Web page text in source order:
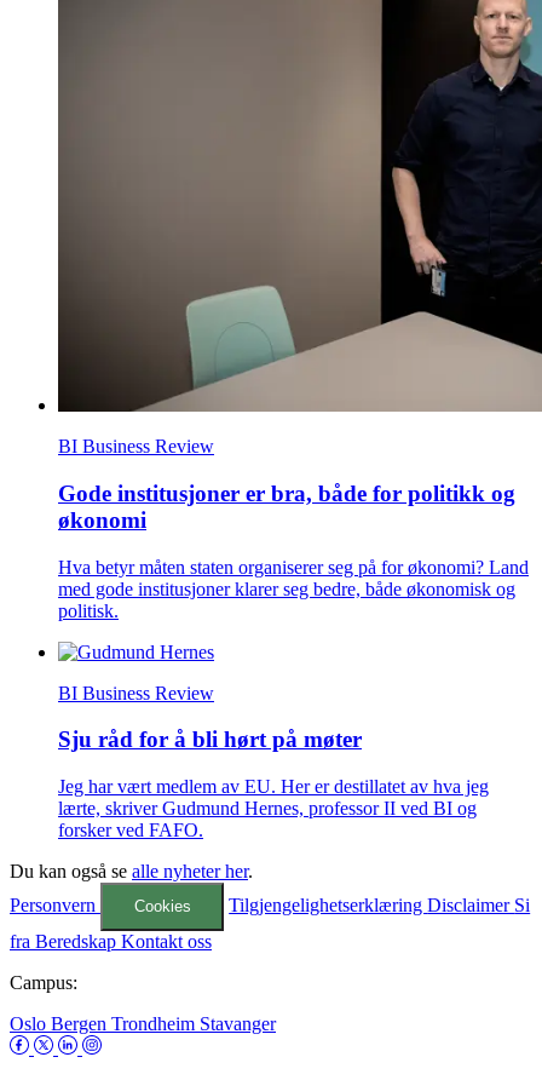
BI Business Review
Gode institusjoner er bra, både for politikk og
økonomi
Hva betyr måten staten organiserer seg på for økonomi? Land
med gode institusjoner klarer seg bedre, både økonomisk og
politisk.
BI Business Review
Sju råd for å bli hørt på møter
Jeg har vært medlem av EU. Her er destillatet av hva jeg
lærte, skriver Gudmund Hernes, professor II ved BI og
forsker ved FAFO.
Du kan også se alle nyheter her.
Personvern
Cookies TilgjengelighetserklæringDisclaimer Si
fra Beredskap Kontakt oss
Campus:
Oslo Bergen Trondheim Stavanger